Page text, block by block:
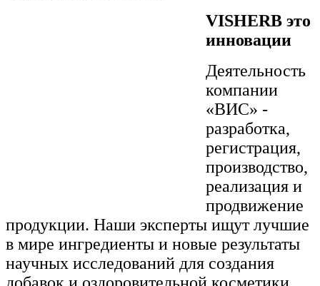
VISHERB это
инновации
Деятельность
компании
«ВИС» -
разработка,
регистрация,
производство,
реализация и
продвижение
продукции. Наши эксперты ищут лучшие
в мире ингредиенты и новые результаты
научных исследований для создания